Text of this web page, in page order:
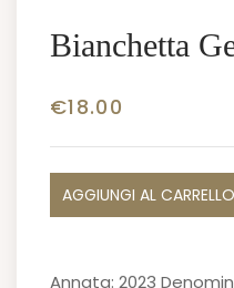
Bianchetta
€18.00
AGGIUNGI AL CARRELLO
Annata: 2023